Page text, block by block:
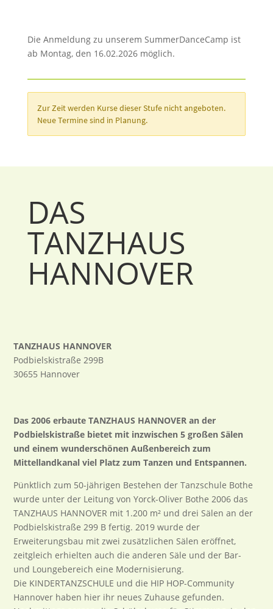
Die Anmeldung zu unserem SummerDanceCamp ist
ab Montag, den 16.02.2026 möglich.
DAS
TANZHAUS
HANNOVER
TANZHAUS HANNOVER
Podbielskistraße 299B
30655 Hannover
Das 2006 erbaute TANZHAUS HANNOVER an der
Podbielskistraße bietet mit inzwischen 5 großen Sälen
und einem wunderschönen Außenbereich zum
Mittellandkanal viel Platz zum Tanzen und Entspannen.
Pünktlich zum 50-jährigen Bestehen der Tanzschule Bothe
wurde unter der Leitung von Yorck-Oliver Bothe 2006 das
TANZHAUS HANNOVER mit 1.200 m² und drei Sälen an der
Podbielskistraße 299 B fertig. 2019 wurde der
Erweiterungsbau mit zwei zusätzlichen Sälen eröffnet,
zeitgleich erhielten auch die anderen Säle und der Bar-
und Loungebereich eine Modernisierung.
Die KINDERTANZSCHULE und die HIP HOP-Community
Hannover haben hier ihr neues Zuhause gefunden.